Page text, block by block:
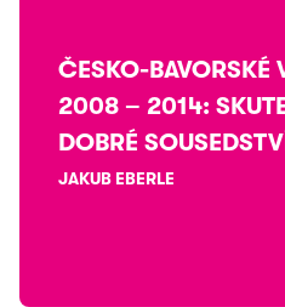
ČESKO-BAVORSKÉ
2008 – 2014:
DOBRÉ
JAKUB EBERLE